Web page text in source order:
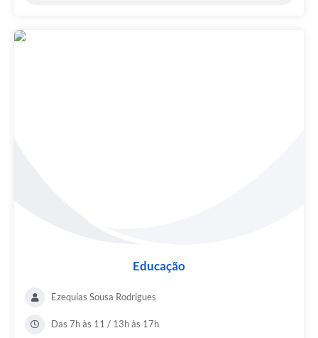
Educação
Ezequias Sousa Rodrigues
Das 7h às 11 / 13h às 17h